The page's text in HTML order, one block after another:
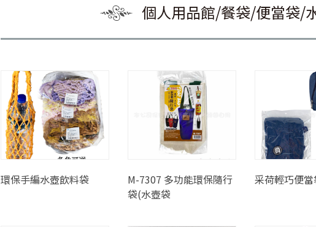
個人用品館/餐袋/便當袋/
環保手編水壺飲料袋
M-7307 多功能環保隨行
袋(水壺袋
采荷輕巧便